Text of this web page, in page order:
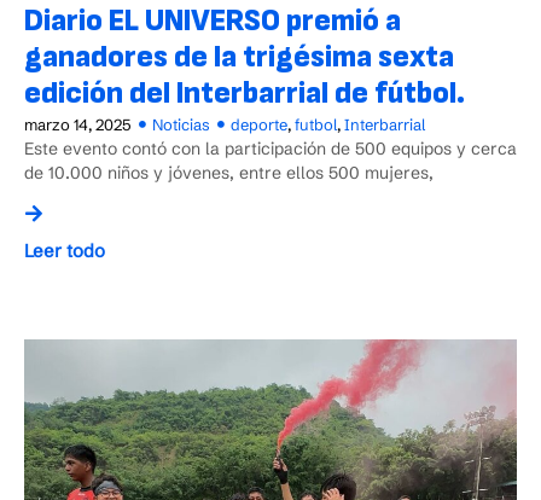
Diario EL UNIVERSO premió a
ganadores de la trigésima sexta
edición del Interbarrial de fútbol.
marzo 14, 2025 Noticias deporte,futbol,Interbarrial
Este evento contó con la participación de 500 equipos y cerca
de 10.000 niños y jóvenes, entre ellos 500 mujeres,
Leer todo